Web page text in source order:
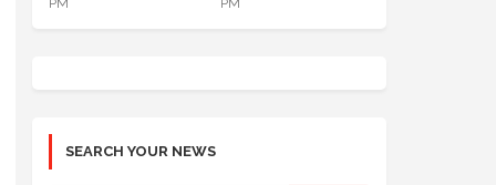
SEARCH YOUR NEWS